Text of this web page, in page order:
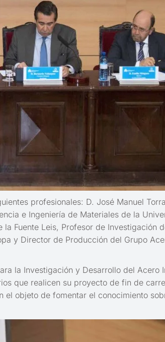
profesionales: D. José Manuel
e Ingeniería de Materiales de la
Fuente Leis, Profesor de Investigación
y Director de Producción del Grupo
la Investigación y Desarrollo del Acero
que realicen su proyecto de fin de
objeto de fomentar el conocimiento